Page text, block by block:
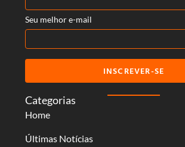
Categorias
Home
Últimas Notícias
Seu melhor e-mail
INSCREVER-SE